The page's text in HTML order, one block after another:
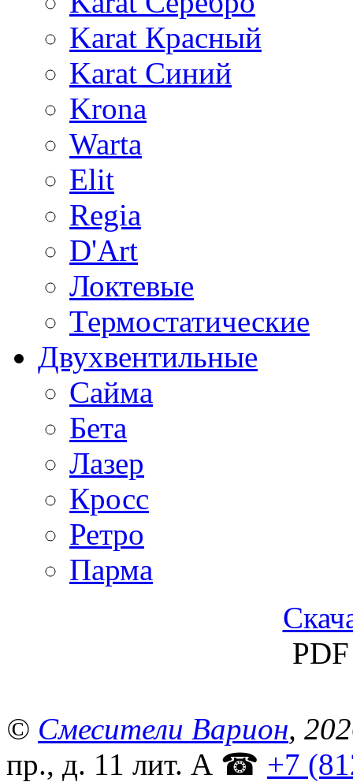
Karat Красный
Karat Синий
Krona
Warta
Elit
Regia
D'Art
Локтевые
Термостатические
Двухвентильные
Сайма
Бета
Лазер
Кросс
Ретро
Парма
© Смесители Варион,
пр., д. 11 лит. А ☎ +7